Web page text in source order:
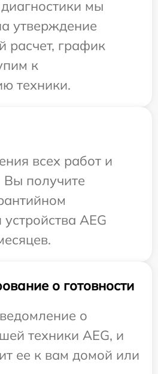
мы
утверждение
расчет, график
к
техники.
всех работ и
Вы получите
AEG
о готовности
о
техники AEG, и
ее к вам домой или